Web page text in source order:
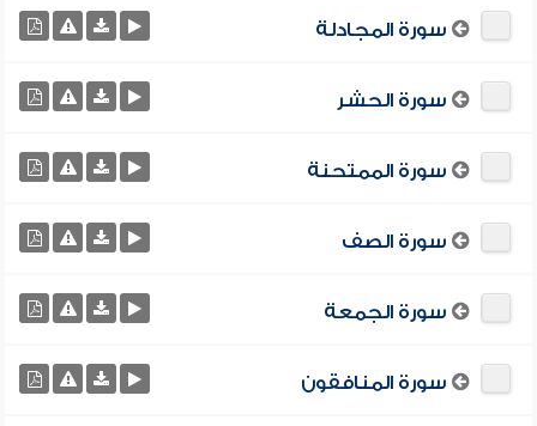
سورة المجادلة
سورة الحشر
سورة الممتحنة
سورة الصف
سورة الجمعة
سورة المنافقون